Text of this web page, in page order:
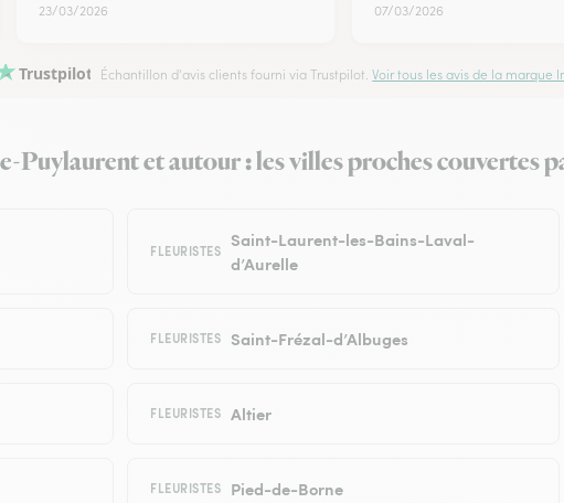
23/03/2026 07/03/2026
Trustpilot Échantillon d'avis clients fourni via Trustpilot.Voir tous les avis de la marque
Puylaurent et autour : les villes proches couvertes
FLEURISTES
Saint-Laurent-les-Bains-Laval-
d’Aurelle
FLEURISTES Saint-Frézal-d’Albuges
FLEURISTES Altier
FLEURISTES Pied-de-Borne